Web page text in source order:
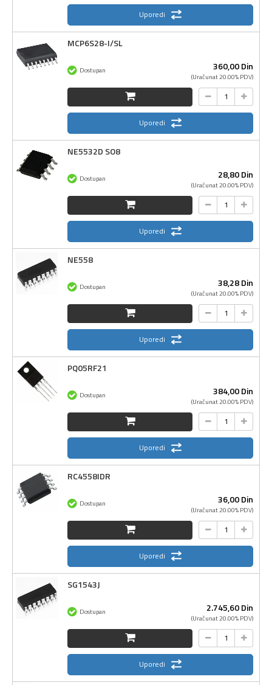
Uporedi
MCP6S28-I/SL
360,00Din
(Uračunat 20.00% PDV)
Dostupan
Uporedi
NE5532D SO8
28,80Din
(Uračunat 20.00% PDV)
Dostupan
Uporedi
NE558
38,28Din
(Uračunat 20.00% PDV)
Dostupan
Uporedi
PQ05RF21
384,00Din
(Uračunat 20.00% PDV)
Dostupan
Uporedi
RC4558IDR
36,00Din
(Uračunat 20.00% PDV)
Dostupan
Uporedi
SG1543J
2.745,60Din
(Uračunat 20.00% PDV)
Dostupan
Uporedi